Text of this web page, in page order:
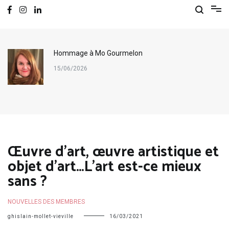
Hommage à Mo Gourmelon
15/06/2026
Œuvre d’art, œuvre artistique et
objet d’art…L’art est-ce mieux
sans ?
NOUVELLES DES MEMBRES
ghislain-mollet-vieville 16/03/2021